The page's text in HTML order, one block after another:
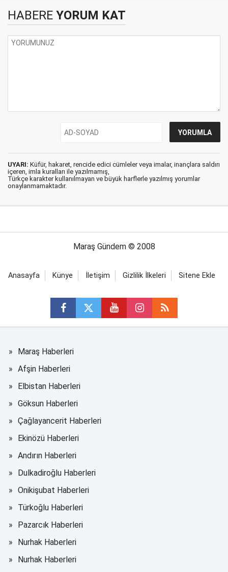
HABERE YORUM KAT
UYARI: Küfür, hakaret, rencide edici cümleler veya imalar, inançlara saldırı
içeren, imla kuralları ile yazılmamış,
Türkçe karakter kullanılmayan ve büyük harflerle yazılmış yorumlar
onaylanmamaktadır.
Maraş Gündem © 2008
Anasayfa Künye İletişim Gizlilik İlkeleri Sitene Ekle
Maraş Haberleri
Afşin Haberleri
Elbistan Haberleri
Göksun Haberleri
Çağlayancerit Haberleri
Ekinözü Haberleri
Andırın Haberleri
Dulkadiroğlu Haberleri
Onikişubat Haberleri
Türkoğlu Haberleri
Pazarcık Haberleri
Nurhak Haberleri
Nurhak Haberleri